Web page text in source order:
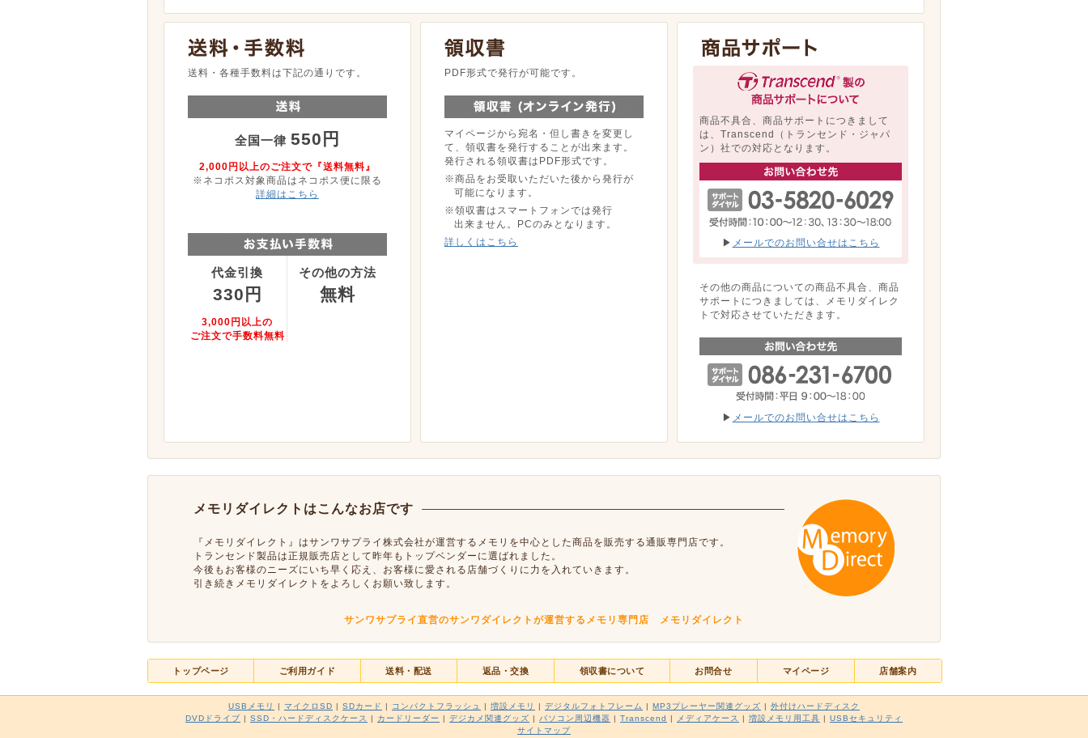
送料・各種手数料は下記の通りです。
全国一律 550円
2,000円以上のご注文で『送料無料』
※ネコポス対象商品はネコポス便に限る
詳細はこちら
代金引換
330円
3,000円以上の
ご注文で手数料無料
その他の方法
無料
PDF形式で発行が可能です。
マイページから宛名・但し書きを変更し
て、領収書を発行することが出来ます。
発行される領収書はPDF形式です。
※商品をお受取いただいた後から発行が
可能になります。
※領収書はスマートフォンでは発行
出来ません。PCのみとなります。
詳しくはこちら
商品不具合、商品サポートにつきまして
は、Transcend（トランセンド・ジャパ
ン）社での対応となります。
▶ メールでのお問い合せはこちら
その他の商品についての商品不具合、商品
サポートにつきましては、メモリダイレク
トで対応させていただきます。
▶ メールでのお問い合せはこちら
メモリダイレクトはこんなお店です
『メモリダイレクト』はサンワサプライ株式会社が運営するメモリを中心とした商品を販売する通販専門店です。
トランセンド製品は正規販売店として昨年もトップベンダーに選ばれました。
今後もお客様のニーズにいち早く応え、お客様に愛される店舗づくりに力を入れていきます。
引き続きメモリダイレクトをよろしくお願い致します。
サンワサプライ直営のサンワダイレクトが運営するメモリ専門店 メモリダイレクト
トップページ ご利用ガイド 送料・配送 返品・交換 領収書について お問合せ マイページ 店舗案内
USBメモリ | マイクロSD | SDカード | コンパクトフラッシュ | 増設メモリ | デジタルフォトフレーム | MP3プレーヤー関連グッズ | 外付けハードディスク
DVDドライブ | SSD・ハードディスクケース | カードリーダー | デジカメ関連グッズ | パソコン周辺機器 | Transcend | メディアケース | 増設メモリ用工具 | USBセキュリティ
サイトマップ